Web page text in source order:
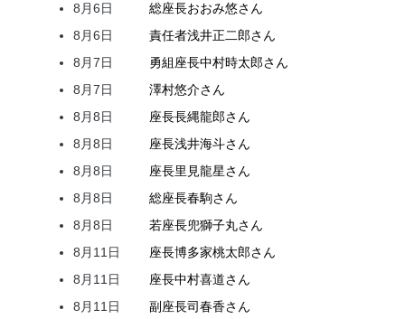
8月6日
総座長おおみ悠さん
8月6日
責任者浅井正二郎さん
8月7日
勇組座長中村時太郎さん
8月7日
澤村悠介さん
8月8日
座長長縄龍郎さん
8月8日
座長浅井海斗さん
8月8日
座長里見龍星さん
8月8日
総座長春駒さん
8月8日
若座長兜獅子丸さん
8月11日
座長博多家桃太郎さん
8月11日
座長中村喜道さん
8月11日
副座長司春香さん